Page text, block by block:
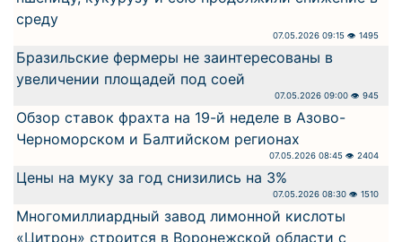
среду
07.05.2026 09:15 👁 1495
Бразильские фермеры не заинтересованы в
увеличении площадей под соей
07.05.2026 09:00 👁 945
Обзор ставок фрахта на 19-й неделе в Азово-
Черноморском и Балтийском регионах
07.05.2026 08:45 👁 2404
Цены на муку за год снизились на 3%
07.05.2026 08:30 👁 1510
Многомиллиардный завод лимонной кислоты
«Цитрон» строится в Воронежской области с